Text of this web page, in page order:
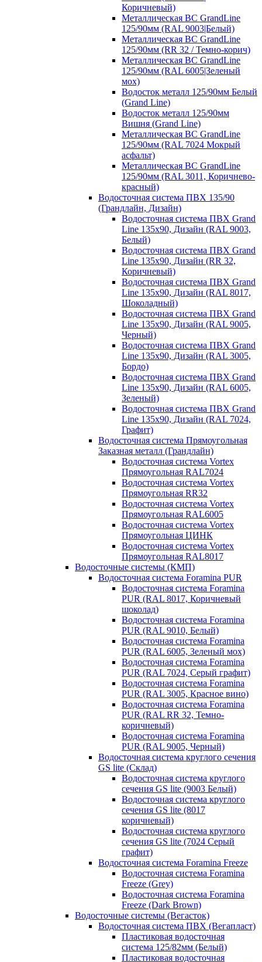
Коричневый)
Металлическая ВС GrandLine
125/90мм (RAL 9003|Белый)
Металлическая ВС GrandLine
125/90мм (RR 32 / Темно-корич)
Металлическая ВС GrandLine
125/90мм (RAL 6005|Зеленый
мох)
Водосток металл 125/90мм Белый
(Grand Line)
Водосток металл 125/90мм
Вишня (Grand Line)
Металлическая ВС GrandLine
125/90мм (RAL 7024 Мокрый
асфальт)
Металлическая ВС GrandLine
125/90мм (RAL 3011, Коричнево-
красный)
Водосточная система ПВХ 135/90
(Грандлайн, Дизайн)
Водосточная система ПВХ Grand
Line 135х90, Дизайн (RAL 9003,
Белый)
Водосточная система ПВХ Grand
Line 135х90, Дизайн (RR 32,
Коричневый)
Водосточная система ПВХ Grand
Line 135х90, Дизайн (RAL 8017,
Шоколадный)
Водосточная система ПВХ Grand
Line 135х90, Дизайн (RAL 9005,
Черный)
Водосточная система ПВХ Grand
Line 135х90, Дизайн (RAL 3005,
Бордо)
Водосточная система ПВХ Grand
Line 135х90, Дизайн (RAL 6005,
Зеленый)
Водосточная система ПВХ Grand
Line 135х90, Дизайн (RAL 7024,
Графит)
Водосточная система Прямоугольная
Заказная металл (Грандлайн)
Водосточная система Vortex
Прямоугольная RAL7024
Водосточная система Vortex
Прямоугольная RR32
Водосточная система Vortex
Прямоугольная RAL6005
Водосточная система Vortex
Прямоугольная ЦИНК
Водосточная система Vortex
Прямоугольная RAL8017
Водосточные системы (КМП)
Водосточная система Foramina PUR
Водосточная система Foramina
PUR (RAL 8017, Коричневый
шоколад)
Водосточная система Foramina
PUR (RAL 9010, Белый)
Водосточная система Foramina
PUR (RAL 6005, Зеленый мох)
Водосточная система Foramina
PUR (RAL 7024, Серый графит)
Водосточная система Foramina
PUR (RAL 3005, Красное вино)
Водосточная система Foramina
PUR (RAL RR 32, Темно-
коричневый)
Водосточная система Foramina
PUR (RAL 9005, Черный)
Водосточная система круглого сечения
GS lite (Склад)
Водосточная система круглого
сечения GS lite (9003 Белый)
Водосточная система круглого
сечения GS lite (8017
коричневый)
Водосточная система круглого
сечения GS lite (7024 Серый
графит)
Водосточная система Foramina Freeze
Водосточная система Foramina
Freeze (Grey)
Водосточная система Foramina
Freeze (Dark Brown)
Водосточные системы (Вегасток)
Водосточная система ПВХ (Вегапласт)
Пластиковая водосточная
система 125/82мм (Белый)
Пластиковая водосточная